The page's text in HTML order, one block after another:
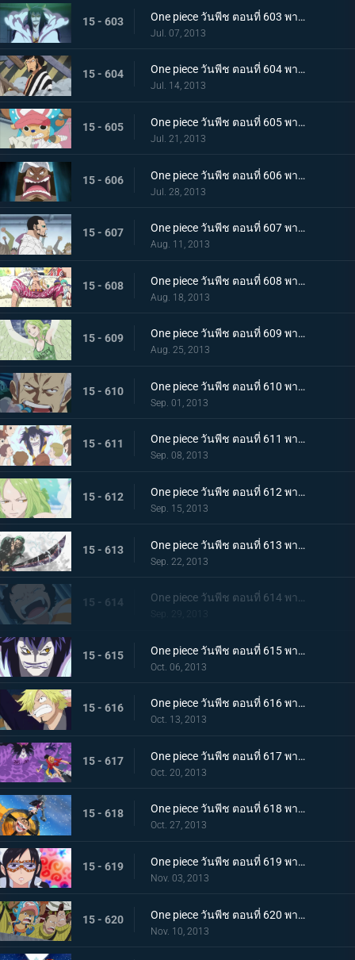
15 - 603 One piece วันพีช ตอนที่ 603 พากย์ไทย เปิดฉากตอบโต้! ลูฟี่ ลอว์หลบหนีครั้งใหญ่
Jul. 07, 2013
15 - 604 One piece วันพีช ตอนที่ 604 พากย์ไทย มุ่งสู่อาคาร R! พันธมิตรโจรสลัดบุกโจมตี
Jul. 14, 2013
15 - 605 One piece วันพีช ตอนที่ 605 พากย์ไทย น้ำตาของทาชิงิ! แผนบุกทะลวงด้วยชีวิตของ G5
Jul. 21, 2013
15 - 606 One piece วันพีช ตอนที่ 606 พากย์ไทย พลเรือโทผู้ทรยศ! ไม้ไผ่ปีศาจ เวอร์โก้!
Jul. 28, 2013
15 - 607 One piece วันพีช ตอนที่ 607 พากย์ไทย การต่อสู้สุดดุเดือด ลูฟี่ ปะทะ ซีซาร์
Aug. 11, 2013
15 - 608 One piece วันพีช ตอนที่ 608 พากย์ไทย ผู้ชักใยในเงามืด! โดฟลามิงโก้ เริ่มเคลื่อนไหว!
Aug. 18, 2013
15 - 609 One piece วันพีช ตอนที่ 609 พากย์ไทย ลูฟี่แข็งตาย!? โมเน่ สาวหิมะผู้น่ากลัว!
Aug. 25, 2013
15 - 610 One piece วันพีช ตอนที่ 610 พากย์ไทย ปะทะกำปั้น! การต่อสู้ของ 2 พลเรือโท
Sep. 01, 2013
15 - 611 One piece วันพีช ตอนที่ 611 พากย์ไทย มังกรน้อย! โมโมโนะซูเกะ ปรากฏตัว
Sep. 08, 2013
15 - 612 One piece วันพีช ตอนที่ 612 พากย์ไทย เสี่ยงตายกลางพายุหิมะ กลุ่มหมวกฟางปะทะสาวหิมะ
Sep. 15, 2013
15 - 613 One piece วันพีช ตอนที่ 613 พากย์ไทย ระเบิดท่าไม้ตาย! วิชาดาบเดียวไร้เทียมทานของโซโล!
Sep. 22, 2013
15 - 614
Sep. 29, 2013
15 - 615 One piece วันพีช ตอนที่ 615 พากย์ไทย ความโศกเศร้าของหนวดน้ำตาล! หนึ่งหมัดแห่งความโกรธของลูฟี่
Oct. 06, 2013
15 - 616 One piece วันพีช ตอนที่ 616 พากย์ไทย บทสรุปอันน่าตกใจ!!! สโมคเกอร์ ปะทะ เวอร์โก้!
Oct. 13, 2013
15 - 617 One piece วันพีช ตอนที่ 617 พากย์ไทย บดขยี้ซีซาร์! กริซลี่แม็กนั่มอันไร้เทียมทาน
Oct. 20, 2013
15 - 618 One piece วันพีช ตอนที่ 618 พากย์ไทย บุกโจมตี! มือสังหารจากเดรสโรซ่า
Oct. 27, 2013
15 - 619 One piece วันพีช ตอนที่ 619 พากย์ไทย อาละวาดสุดเหวี่ยง! แฟรงกี้โชกุนผู้ไร้เทียมทาน
Nov. 03, 2013
15 - 620 One piece วันพีช ตอนที่ 620 พากย์ไทย ไร้ทางหนีรอด! พังค์ฮาซาร์ดระเบิดครั้งใหญ่
Nov. 10, 2013